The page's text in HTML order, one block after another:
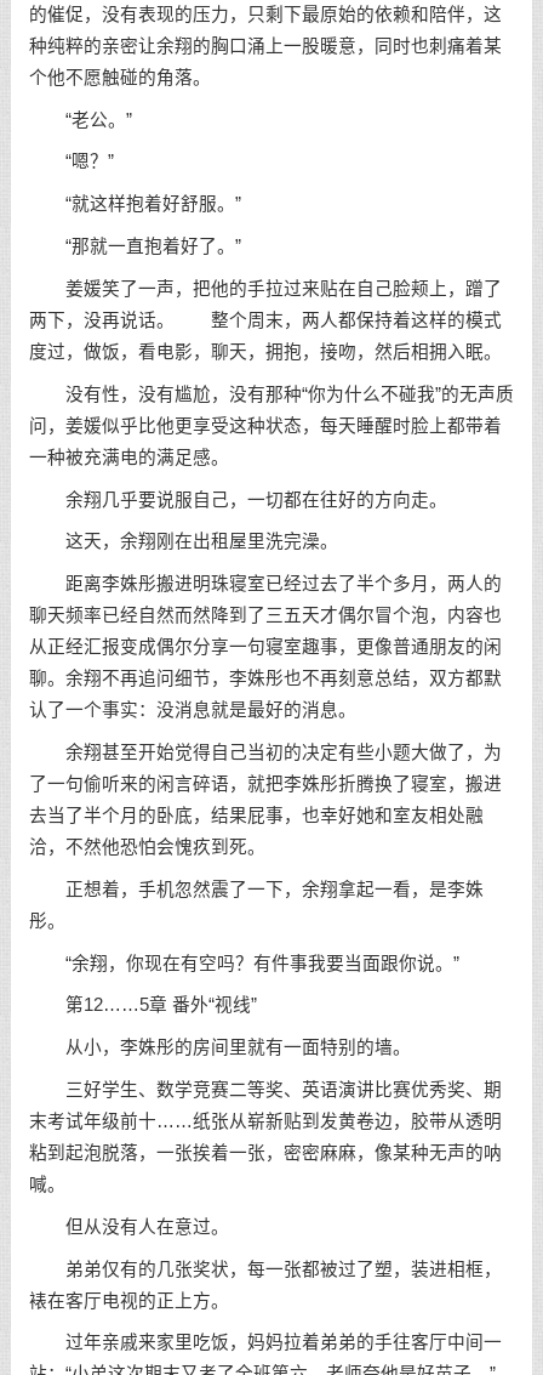
的催促，没有表现的压力，只剩下最原始的依赖和陪伴，这
种纯粹的亲密让余翔的胸口涌上一股暖意，同时也刺痛着某
个他不愿触碰的角落。
“老公。”
“嗯？”
“就这样抱着好舒服。”
“那就一直抱着好了。”
姜媛笑了一声，把他的手拉过来贴在自己脸颊上，蹭了
两下，没再说话。 整个周末，两人都保持着这样的模式
度过，做饭，看电影，聊天，拥抱，接吻，然后相拥入眠。
没有性，没有尴尬，没有那种“你为什么不碰我”的无声质
问，姜媛似乎比他更享受这种状态，每天睡醒时脸上都带着
一种被充满电的满足感。
余翔几乎要说服自己，一切都在往好的方向走。
这天，余翔刚在出租屋里洗完澡。
距离李姝彤搬进明珠寝室已经过去了半个多月，两人的
聊天频率已经自然而然降到了三五天才偶尔冒个泡，内容也
从正经汇报变成偶尔分享一句寝室趣事，更像普通朋友的闲
聊。余翔不再追问细节，李姝彤也不再刻意总结，双方都默
认了一个事实：没消息就是最好的消息。
余翔甚至开始觉得自己当初的决定有些小题大做了，为
了一句偷听来的闲言碎语，就把李姝彤折腾换了寝室，搬进
去当了半个月的卧底，结果屁事，也幸好她和室友相处融
洽，不然他恐怕会愧疚到死。
正想着，手机忽然震了一下，余翔拿起一看，是李姝
彤。
“余翔，你现在有空吗？有件事我要当面跟你说。”
第12……5章 番外“视线”
从小，李姝彤的房间里就有一面特别的墙。
三好学生、数学竞赛二等奖、英语演讲比赛优秀奖、期
末考试年级前十……纸张从崭新贴到发黄卷边，胶带从透明
粘到起泡脱落，一张挨着一张，密密麻麻，像某种无声的呐
喊。
但从没有人在意过。
弟弟仅有的几张奖状，每一张都被过了塑，装进相框，
裱在客厅电视的正上方。
过年亲戚来家里吃饭，妈妈拉着弟弟的手往客厅中间一